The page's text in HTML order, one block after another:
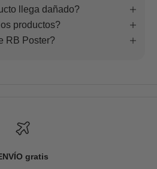
llega dañado?
productos?
RB Poster?
gratis